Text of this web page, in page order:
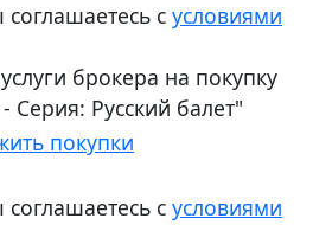
с условиями
брокера на покупку
Русский балет"
покупки
с условиями